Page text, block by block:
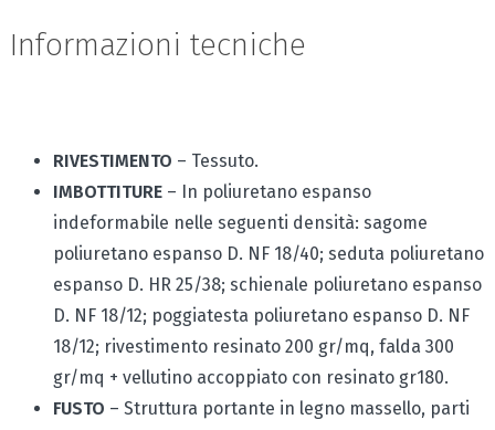
Informazioni tecniche
RIVESTIMENTO – Tessuto.
IMBOTTITURE – In poliuretano espanso
indeformabile nelle seguenti densità: sagome
poliuretano espanso D. NF 18/40; seduta poliuretano
espanso D. HR 25/38; schienale poliuretano espanso
D. NF 18/12; poggiatesta poliuretano espanso D. NF
18/12; rivestimento resinato 200 gr/mq, falda 300
gr/mq + vellutino accoppiato con resinato gr180.
FUSTO – Struttura portante in legno massello, parti